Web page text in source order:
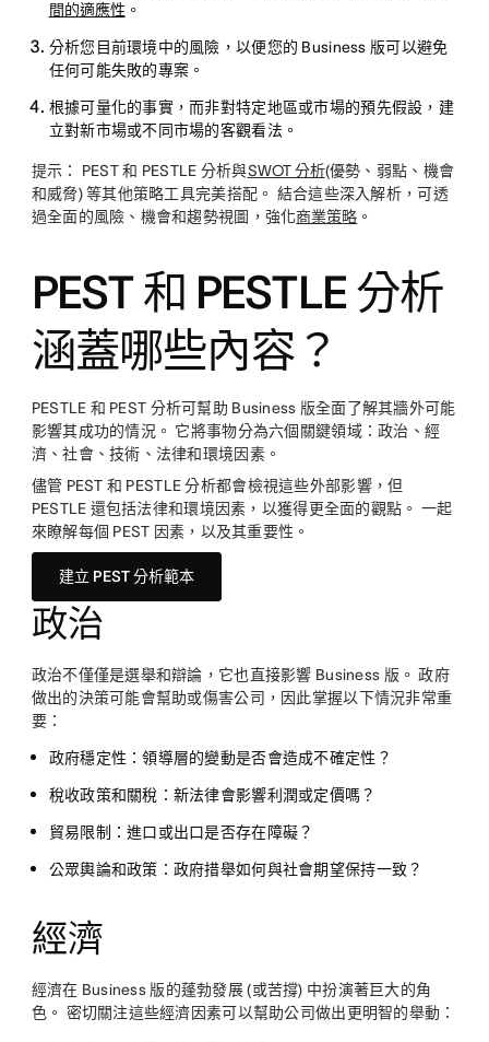
間的適應性 。
分析您目前環境中的風險，以便您的 Business 版可以避免
任何可能失敗的專案。
根據可量化的事實，而非對特定地區或市場的預先假設，建
立對新市場或不同市場的客觀看法。
提示： PEST 和 PESTLE 分析與SWOT 分析(優勢、弱點、機會
和威脅) 等其他策略工具完美搭配。 結合這些深入解析，可透
過全面的風險、機會和趨勢視圖，強化商業策略 。
PEST 和 PESTLE 分析
涵蓋哪些內容？
PESTLE 和 PEST 分析可幫助 Business 版全面了解其牆外可能
影響其成功的情況。 它將事物分為六個關鍵領域：政治、經
濟、社會、技術、法律和環境因素。
儘管 PEST 和 PESTLE 分析都會檢視這些外部影響，但
PESTLE 還包括法律和環境因素，以獲得更全面的觀點。 一起
來瞭解每個 PEST 因素，以及其重要性。
建立 PEST 分析範本
政治
政治不僅僅是選舉和辯論，它也直接影響 Business 版。 政府
做出的決策可能會幫助或傷害公司，因此掌握以下情況非常重
要：
政府穩定性：領導層的變動是否會造成不確定性？
稅收政策和關稅： 新法律會影響利潤或定價嗎？
貿易限制：進口或出口是否存在障礙？
公眾輿論和政策： 政府措舉如何與社會期望保持一致？
經濟
經濟在 Business 版的蓬勃發展 (或苦撐) 中扮演著巨大的角
色。 密切關注這些經濟因素可以幫助公司做出更明智的舉動：